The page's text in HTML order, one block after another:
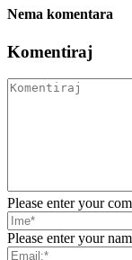
Nema komentara
Komentiraj
Please enter your
Please enter your